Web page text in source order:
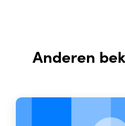
Anderen